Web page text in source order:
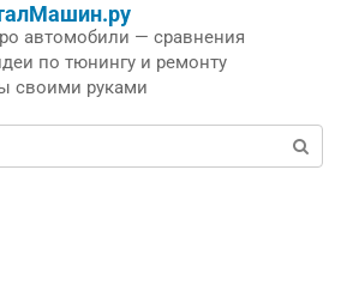
автомобили — сравнения
по тюнингу и ремонту
своими руками